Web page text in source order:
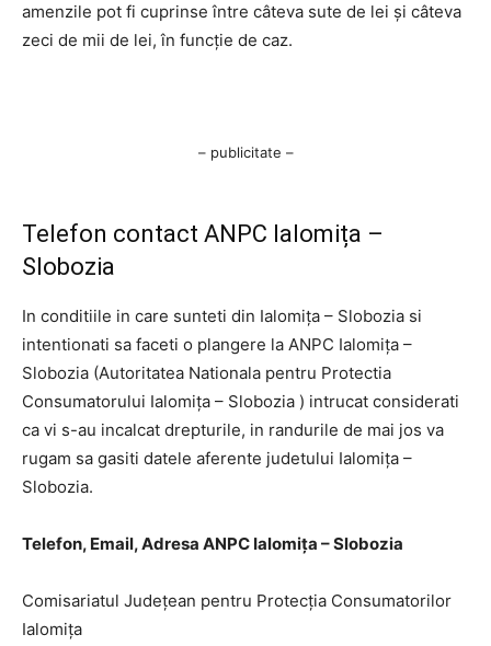
amenzile pot fi cuprinse între câteva sute de lei și câteva
zeci de mii de lei, în funcție de caz.
– publicitate –
Telefon contact ANPC Ialomița –
Slobozia
In conditiile in care sunteti din Ialomița – Slobozia si
intentionati sa faceti o plangere la ANPC Ialomița –
Slobozia (Autoritatea Nationala pentru Protectia
Consumatorului Ialomița – Slobozia ) intrucat considerati
ca vi s-au incalcat drepturile, in randurile de mai jos va
rugam sa gasiti datele aferente judetului Ialomița –
Slobozia.
Telefon, Email, Adresa ANPC Ialomița – Slobozia
Comisariatul Judeţean pentru Protecţia Consumatorilor
Ialomiţa